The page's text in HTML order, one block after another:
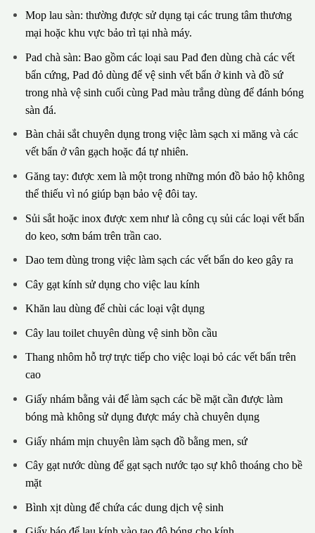
Mop lau sàn: thường được sử dụng tại các trung tâm thương
mại hoặc khu vực bảo trì tại nhà máy.
Pad chà sàn: Bao gồm các loại sau Pad đen dùng chà các vết
bẩn cứng, Pad đỏ dùng để vệ sinh vết bẩn ở kinh và đồ sứ
trong nhà vệ sinh cuối cùng Pad màu trắng dùng để đánh bóng
sàn đá.
Bàn chải sắt chuyên dụng trong việc làm sạch xi măng và các
vết bẩn ở vân gạch hoặc đá tự nhiên.
Găng tay: được xem là một trong những món đồ bảo hộ không
thể thiếu vì nó giúp bạn bảo vệ đôi tay.
Sủi sắt hoặc inox được xem như là công cụ sủi các loại vết bẩn
do keo, sơm bám trên trần cao.
Dao tem dùng trong việc làm sạch các vết bẩn do keo gây ra
Cây gạt kính sử dụng cho việc lau kính
Khăn lau dùng để chùi các loại vật dụng
Cây lau toilet chuyên dùng vệ sinh bồn cầu
Thang nhôm hỗ trợ trực tiếp cho việc loại bỏ các vết bẩn trên
cao
Giấy nhám bằng vải để làm sạch các bề mặt cần được làm
bóng mà không sử dụng được máy chà chuyên dụng
Giấy nhám mịn chuyên làm sạch đồ bằng men, sứ
Cây gạt nước dùng để gạt sạch nước tạo sự khô thoáng cho bề
mặt
Bình xịt dùng để chứa các dung dịch vệ sinh